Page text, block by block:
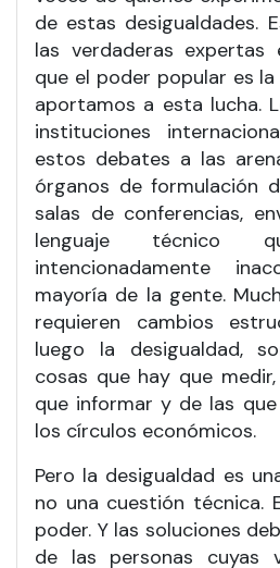
de estas desigualdades.
las verdaderas expertas
que el poder popular es
aportamos a esta lucha.
instituciones
estos debates a las
órganos de formulación
salas de conferencias,
lenguaje técnico
intencionadamente
mayoría de la gente.
requieren cambios
luego la desigualdad,
cosas que hay que
que informar y de las
los círculos económicos.
Pero la desigualdad es
no una cuestión técnica.
poder. Y las soluciones
de las personas cuyas